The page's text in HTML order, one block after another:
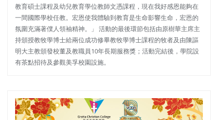
教育碩士課程及幼兒教育學位教師文憑課程，現在我好感恩能夠在
一間國際學校任教。宏恩使我體驗到教育是生命影響生命，宏恩的
氛圍充滿著僕人領袖精神。」 活動的最後環節包括由原樹華主席主
持頒授教牧學博士給兩位成功修畢教牧學博士課程的牧者及由陳謳
明大主教頒發校董及教職員10年長期服務獎；活動完結後，學院設
有茶點招待及參觀美孚校園設施。